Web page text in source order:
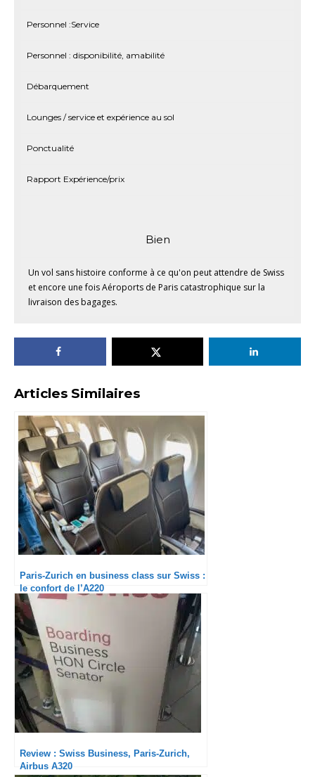
Personnel :Service
Personnel : disponibilité, amabilité
Débarquement
Lounges / service et expérience au sol
Ponctualité
Rapport Expérience/prix
Bien
Un vol sans histoire conforme à ce qu'on peut attendre de Swiss
et encore une fois Aéroports de Paris catastrophique sur la
livraison des bagages.
Articles Similaires
Paris-Zurich en business class sur Swiss :
le confort de l’A220
Review : Swiss Business, Paris-Zurich,
Airbus A320